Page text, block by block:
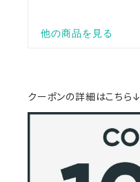
クーポンの詳細はこちら↓